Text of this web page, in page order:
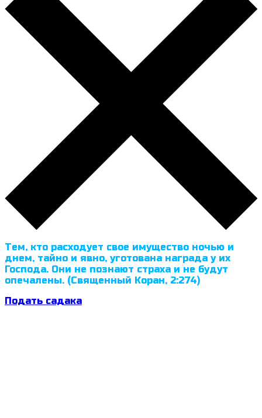
Тем, кто расходует свое имущество ночью и
днем, тайно и явно, уготована награда у их
Господа. Они не познают страха и не будут
опечалены. (Священный Коран, 2:274)
Подать садака